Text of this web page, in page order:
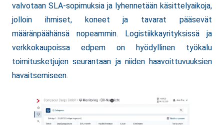
valvotaan SLA-sopimuksia ja lyhennetään käsittelyaikoja,
jolloin ihmiset, koneet ja tavarat pääsevät
määränpäähänsä nopeammin. Logistiikkayrityksissä ja
verkkokaupoissa edpem on hyödyllinen työkalu
toimitusketjujen seurantaan ja niiden haavoittuvuuksien
havaitsemiseen.